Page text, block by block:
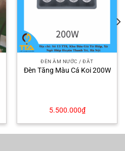
ĐÈN ÂM NƯỚC / ĐẤT
Đèn Tăng Màu Cá Koi 200W
5.500.000₫